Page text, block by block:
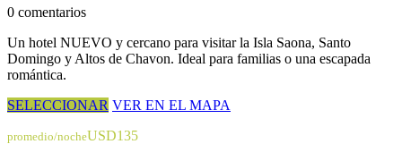
0 comentarios
Un hotel NUEVO y cercano para visitar la Isla Saona, Santo
Domingo y Altos de Chavon. Ideal para familias o una escapada
romántica.
SELECCIONAR VER EN EL MAPA
promedio/nocheUSD135